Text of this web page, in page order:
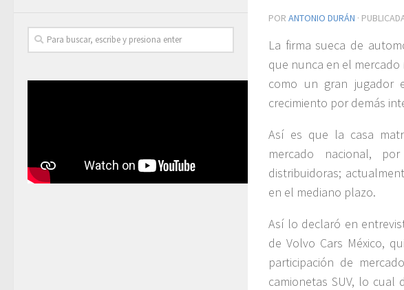
POR ANTONIO DURÁN ·
La firma sueca de
que nunca en el
como un gran jugador
crecimiento por demás
Así es que la casa
mercado nacional,
distribuidoras;
en el mediano plazo.
Así lo declaró en
de Volvo Cars México,
participación de
camionetas SUV, lo cual